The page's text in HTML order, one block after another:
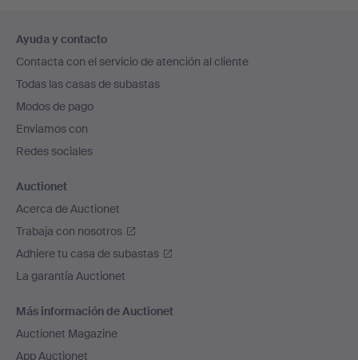
en
el
pie
de
página
Ayuda y contacto
Contacta con el servicio de atención al cliente
Todas las casas de subastas
Modos de pago
Enviamos con
Redes sociales
Auctionet
Acerca de Auctionet
Trabaja con nosotros
Adhiere tu casa de subastas
La garantía Auctionet
Más información de Auctionet
Auctionet Magazine
App Auctionet